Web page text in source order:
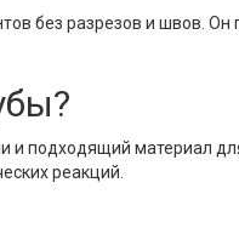
без разрезов и швов. Он
подходящий материал
реакций.